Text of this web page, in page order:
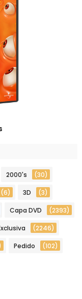
2000's (30)
(6) 3D (3)
Capa DVD (2393)
(2246)
Pedido (102)